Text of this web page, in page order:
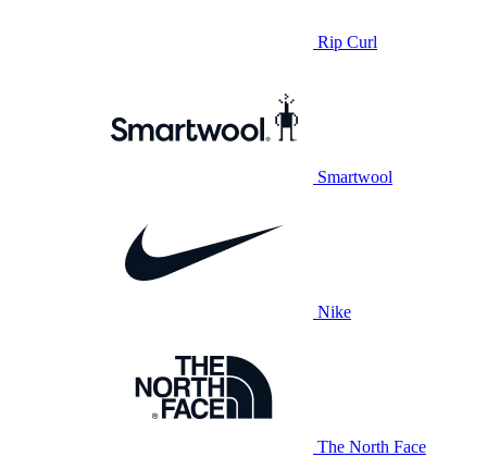
Rip Curl
Smartwool
Nike
The North Face